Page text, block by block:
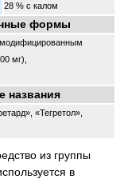
28 % с калом
формы
модифицированным
мг),
названия
«Тегретол»,
из группы
в